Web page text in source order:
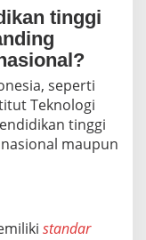
tinggi
seperti
Teknologi
tinggi
maupun
standar